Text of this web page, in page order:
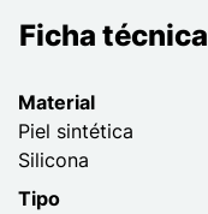
Ficha técnica
Material
Piel sintética
Silicona
Tipo